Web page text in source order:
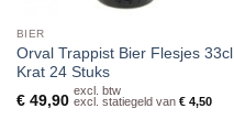
BIER
Orval Trappist Bier Flesjes 33cl
Krat 24 Stuks
€49,90
excl. btw
excl. statiegeld van €4,50